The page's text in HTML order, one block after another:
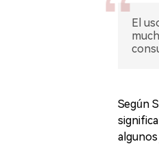
El
Según